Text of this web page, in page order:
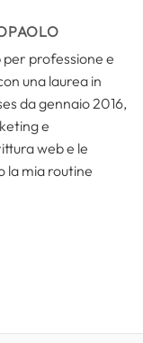
professione e
una laurea in
da gennaio 2016,
e
web e le
la mia routine